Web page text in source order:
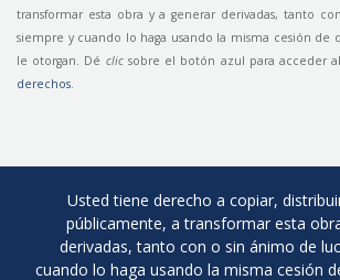
transformar esta obra y a generar derivadas, tanto
siempre y cuando lo haga usando la misma cesión de
le otorgan. Dé clicsobre el botón azul para acceder al
derechos
Usted tiene derecho a copiar,
públicamente, a transformar esta
derivadas, tanto con o sin ánimo de
cuando lo haga usando la misma cesión